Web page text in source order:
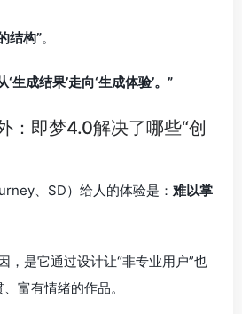
结构”。
生成结果’走向‘生成体验’。”
：即梦4.0解决了哪些“创
、SD）给人的体验是： 难以掌
，是它通过设计让“非专业用户”也
富有情绪的作品。